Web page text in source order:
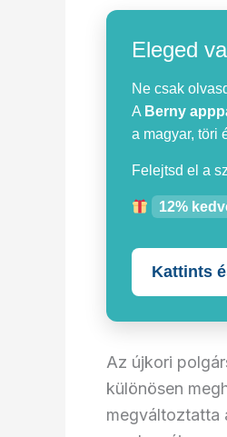
Eleged
Ne csak
A Berny
a magyar, töri
Felejtsd el a
12%
Kattints
Az újkori
különösen
megváltoztatta